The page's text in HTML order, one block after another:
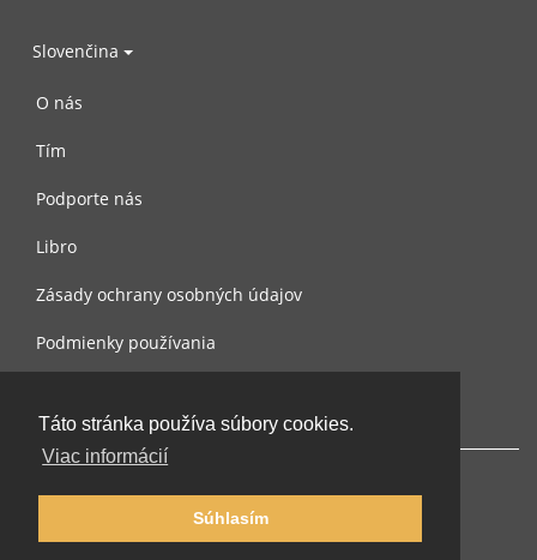
Táto stránka používa súbory cookies.
Viac informácií
Súhlasím
Slovenčina
O nás
Tím
Podporte nás
Libro
Zásady ochrany osobných údajov
Podmienky používania
© 2002-2026 lernu.net |Impressum